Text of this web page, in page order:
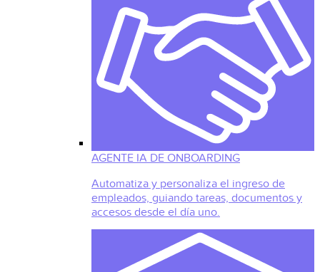
AGENTE IA DE ONBOARDING
Automatiza y personaliza el ingreso de
empleados, guiando tareas, documentos y
accesos desde el día uno.